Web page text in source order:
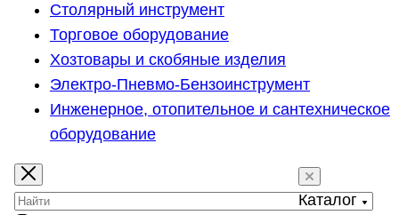
Столярный инструмент
Торговое оборудование
Хозтовары и скобяные изделия
Электро-Пневмо-Бензоинструмент
Инженерное, отопительное и сантехническое
оборудование
Каталог